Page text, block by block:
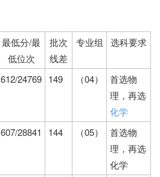
最低分/最
低位次
批次
线差
专业组 选科要求
612/24769 149 （04）
首选物
理，再选
化学
607/28841 144 （05）
首选物
理，再选
化学